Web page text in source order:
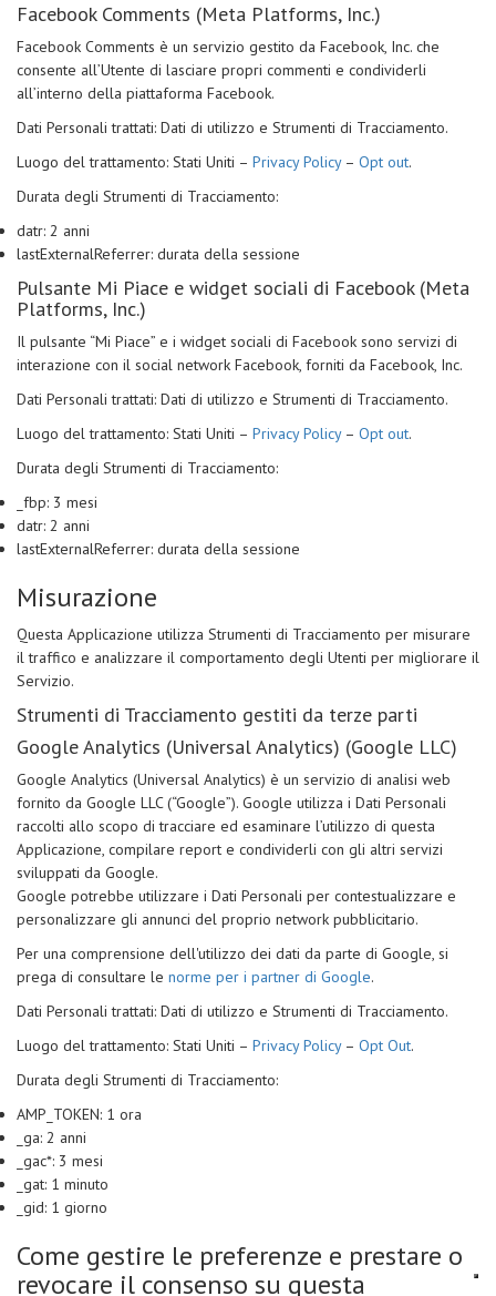
Facebook Comments (Meta Platforms, Inc.)
Facebook Comments è un servizio gestito da Facebook, Inc. che
consente all’Utente di lasciare propri commenti e condividerli
all’interno della piattaforma Facebook.
Dati Personali trattati: Dati di utilizzo e Strumenti di Tracciamento.
Luogo del trattamento: Stati Uniti – Privacy Policy– Opt out.
Durata degli Strumenti di Tracciamento:
datr: 2 anni
lastExternalReferrer: durata della sessione
Pulsante Mi Piace e widget sociali di Facebook (Meta
Platforms, Inc.)
Il pulsante “Mi Piace” e i widget sociali di Facebook sono servizi di
interazione con il social network Facebook, forniti da Facebook, Inc.
Dati Personali trattati: Dati di utilizzo e Strumenti di Tracciamento.
Luogo del trattamento: Stati Uniti – Privacy Policy– Opt out.
Durata degli Strumenti di Tracciamento:
_fbp: 3 mesi
datr: 2 anni
lastExternalReferrer: durata della sessione
Misurazione
Questa Applicazione utilizza Strumenti di Tracciamento per misurare
il traffico e analizzare il comportamento degli Utenti per migliorare il
Servizio.
Strumenti di Tracciamento gestiti da terze parti
Google Analytics (Universal Analytics) (Google LLC)
Google Analytics (Universal Analytics) è un servizio di analisi web
fornito da Google LLC (“Google”). Google utilizza i Dati Personali
raccolti allo scopo di tracciare ed esaminare l’utilizzo di questa
Applicazione, compilare report e condividerli con gli altri servizi
sviluppati da Google.
Google potrebbe utilizzare i Dati Personali per contestualizzare e
personalizzare gli annunci del proprio network pubblicitario.
Per una comprensione dell'utilizzo dei dati da parte di Google, si
prega di consultare le norme per i partner di Google.
Dati Personali trattati: Dati di utilizzo e Strumenti di Tracciamento.
Luogo del trattamento: Stati Uniti – Privacy Policy– Opt Out.
Durata degli Strumenti di Tracciamento:
AMP_TOKEN: 1 ora
_ga: 2 anni
_gac*: 3 mesi
_gat: 1 minuto
_gid: 1 giorno
Come gestire le preferenze e prestare o
revocare il consenso su questa